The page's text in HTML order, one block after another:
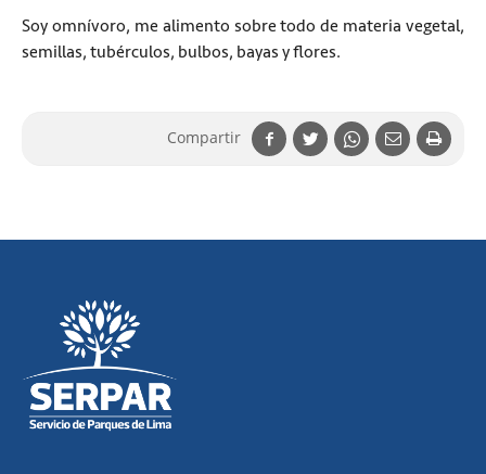
Soy omnívoro, me alimento sobre todo de materia vegetal,
semillas, tubérculos, bulbos, bayas y flores.
Compartir